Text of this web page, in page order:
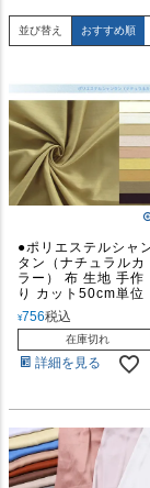
並び替え おすすめ順
●ポリエステルシャ
タン（ナチュラルカ
ラー） 布 生地 手作
り カット50cm単位
¥756税込
在庫切れ
詳細を見る